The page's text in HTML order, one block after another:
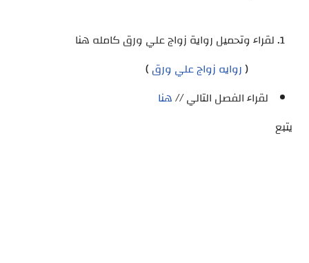
لقراء وتحميل رواية زواج علي ورق كامله هنا
(روايه زواج علي ورق )
لقراء الفصل التالي //هنا
يتبع